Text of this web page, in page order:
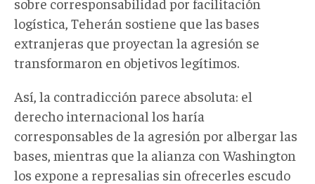
logística, Teherán sostiene que las bases
extranjeras que proyectan la agresión se
transformaron en objetivos legítimos.
Así, la contradicción parece absoluta: el
derecho internacional los haría
corresponsables de la agresión por albergar las
bases, mientras que la alianza con Washington
los expone a represalias sin ofrecerles escudo